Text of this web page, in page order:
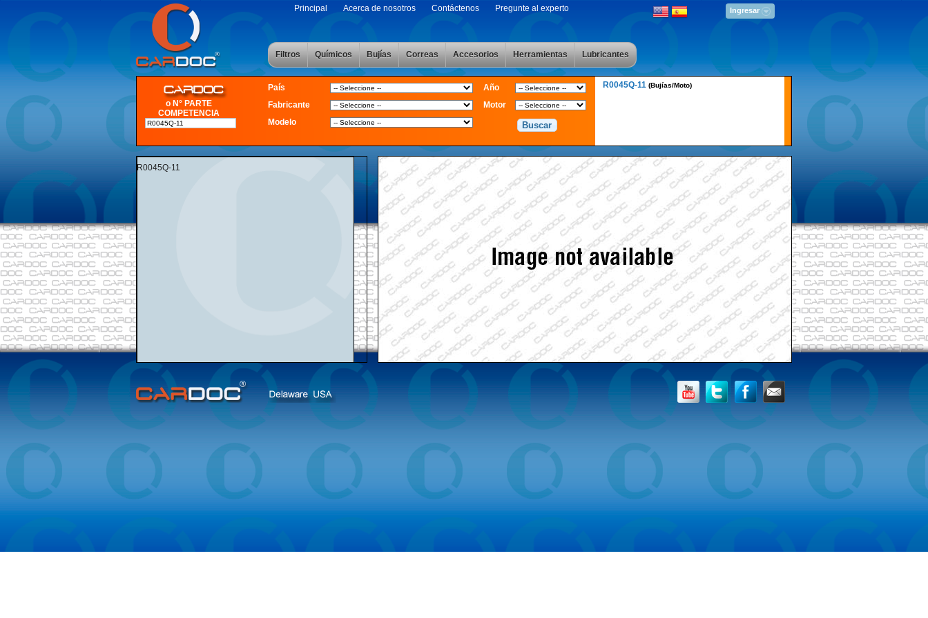
Principal Acerca de nosotros Contáctenos Pregunte al experto Ingresar
Filtros Químicos Bujías Correas Accesorios Herramientas Lubricantes
o N° PARTE
COMPETENCIA
País
Fabricante
Modelo
Año
Motor
R0045Q-11 (Bujías/Moto)
R0045Q-11